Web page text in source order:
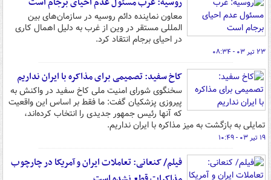
معاون نماینده دائم روسیه در سازمان‌های بین
المللی مستقر در وین از غرب به دلیل اهمال کاری
در احیای برجام انتقاد کرد.
۲۳ تیر ۰۳ - ۰۸:۳۴
کاخ سفید: تصمیمی برای مذاکره با ایران نداریم
سخنگوی شورای امنیت ملی کاخ سفید در واکنش به
پیروزی پزشکیان گفت: ما فقط بر اساس این واقعیت
که آنها رئیس جمهور جدیدی را انتخاب کرده‌اند،
تمایلی به بازگشت به میز مذاکره با ایران نداریم.
۱۹ تیر ۰۳ - ۱۰:۴۹
فیلم/ کنعانی: تعاملات ایران و آمریکا در چارچوب